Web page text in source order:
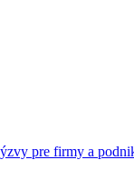
pre firmy a